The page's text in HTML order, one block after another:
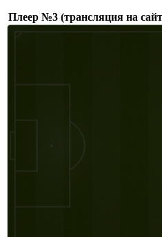
Плеер №3 (трансляция на